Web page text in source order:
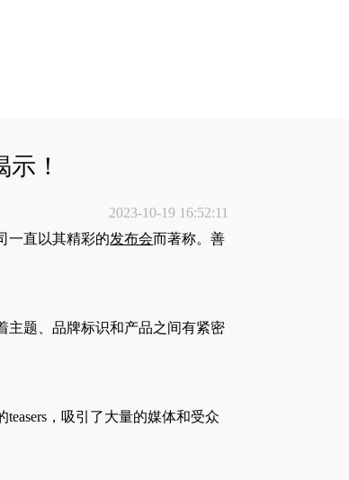
！
2023-10-19 16:52:11
一直以其精彩的发布会而著称。善
题、品牌标识和产品之间有紧密
，吸引了大量的媒体和受众